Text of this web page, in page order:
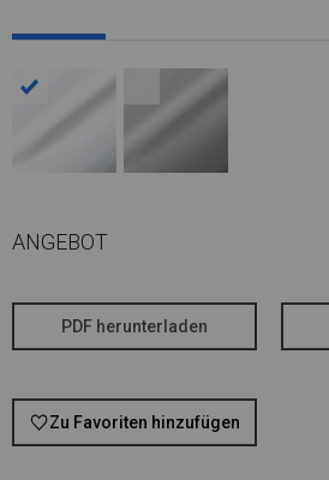
ANGEBOT
PDF herunterladen
Zu Favoriten hinzufügen